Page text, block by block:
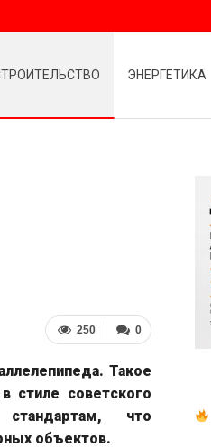
ЭНЕРГЕТИКА
0
250
Такое
стиле советского
стандартам, что
объектов.